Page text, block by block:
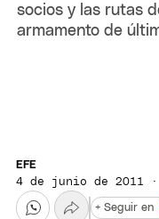
socios y las rutas
armamento de
EFE
4 de junio de 2011
+ Seguir en